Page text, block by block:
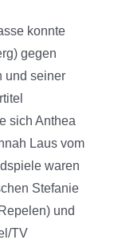
konnte
gegen
und seiner
sich Anthea
Laus vom
waren
Stefanie
und
TV